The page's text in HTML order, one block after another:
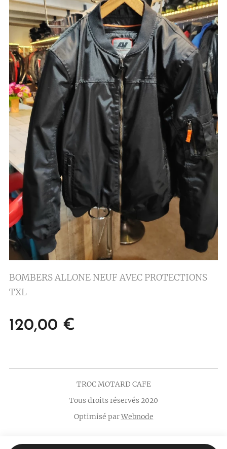
BOMBERS ALLONE NEUF AVEC PROTECTIONS
TXL
120,00 €
TROC MOTARD CAFE
Tous droits réservés 2020
Optimisé parWebnode